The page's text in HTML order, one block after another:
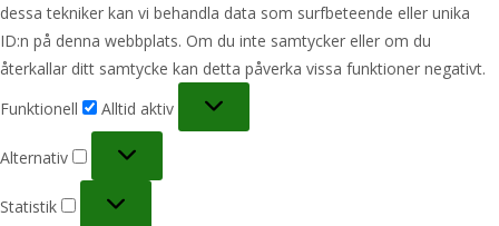
dessa tekniker kan vi behandla data som surfbeteende eller unika
ID:n på denna webbplats. Om du inte samtycker eller om du
återkallar ditt samtycke kan detta påverka vissa funktioner negativt.
Funktionell
Alltid aktiv
Alternativ
Statistik